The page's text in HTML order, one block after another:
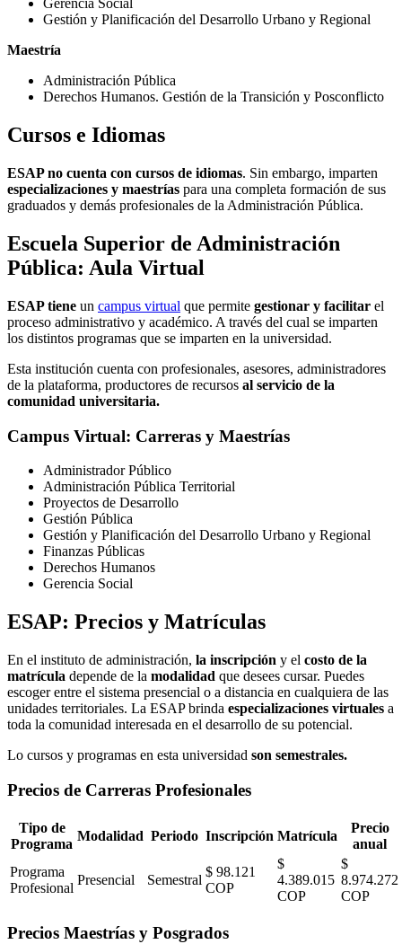
Gerencia Social
Gestión y Planificación del Desarrollo Urbano y Regional
Maestría
Administración Pública
Derechos Humanos. Gestión de la Transición y Posconflicto
Cursos e Idiomas
ESAP no cuenta con cursos de idiomas. Sin embargo, imparten
especializaciones y maestrías para una completa formación de sus
graduados y demás profesionales de la Administración Pública.
Escuela Superior de Administración
Pública: Aula Virtual
ESAP tiene un campus virtual que permite gestionar y facilitar el
proceso administrativo y académico. A través del cual se imparten
los distintos programas que se imparten en la universidad.
Esta institución cuenta con profesionales, asesores, administradores
de la plataforma, productores de recursos al servicio de la
comunidad universitaria.
Campus Virtual: Carreras y Maestrías
Administrador Público
Administración Pública Territorial
Proyectos de Desarrollo
Gestión Pública
Gestión y Planificación del Desarrollo Urbano y Regional
Finanzas Públicas
Derechos Humanos
Gerencia Social
ESAP: Precios y Matrículas
En el instituto de administración, la inscripción y el costo de la
matrícula depende de la modalidad que desees cursar. Puedes
escoger entre el sistema presencial o a distancia en cualquiera de las
unidades territoriales. La ESAP brinda especializaciones virtuales a
toda la comunidad interesada en el desarrollo de su potencial.
Lo cursos y programas en esta universidad son semestrales.
Precios de Carreras Profesionales
Tipo de
Programa
Modalidad Periodo Inscripción Matrícula
Precio
anual
Programa
Profesional
Presencial Semestral
$ 98.121
COP
$
4.389.015
COP
$
8.974.272
COP
Precios Maestrías y Posgrados